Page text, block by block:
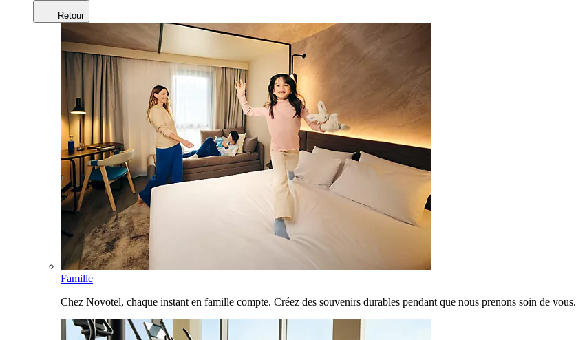
Retour
Famille
Chez Novotel, chaque instant en famille compte. Créez des souvenirs durables pendant que nous prenons soin de vous.